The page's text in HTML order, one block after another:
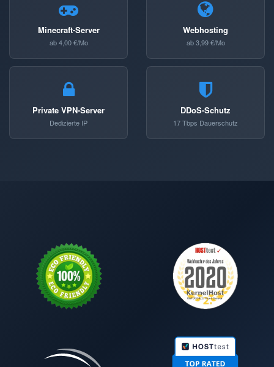
Minecraft-Server
ab 4,00 €/Mo
Webhosting
ab 3,99 €/Mo
Private VPN-Server
Dedizierte IP
DDoS-Schutz
17 Tbps Dauerschutz